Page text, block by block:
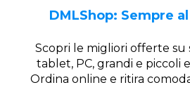
DMLShop: Sempre
Scopri le migliori offerte su
tablet, PC, grandi e piccoli
Ordina online e ritira